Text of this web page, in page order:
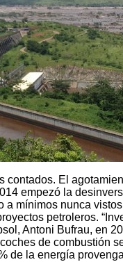
contados. El
empezó la
a mínimos nunca
petroleros.
Antoni Bufrau, en
de combustión
de la energía